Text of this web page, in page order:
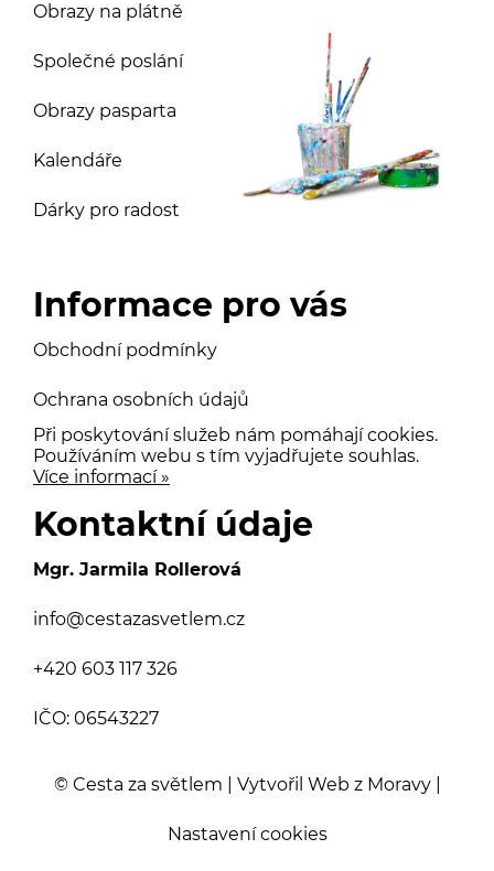
Obrazy na plátně
Společné poslání
Obrazy pasparta
Kalendáře
Dárky pro radost
Informace pro vás
Obchodní podmínky
Ochrana osobních údajů
Při poskytování služeb nám pomáhají cookies.
Používáním webu s tím vyjadřujete souhlas.
Více informací »
Kontaktní údaje
Mgr. Jarmila Rollerová
info@cestazasvetlem.cz
+420 603 117 326
IČO: 06543227
© Cesta za světlem | Vytvořil Web z Moravy|
Nastavení cookies